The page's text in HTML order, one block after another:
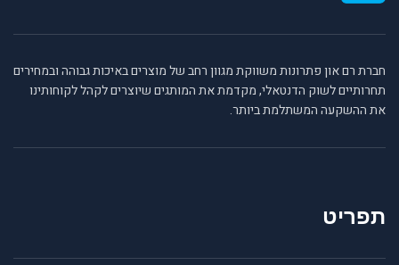
חברת רם און פתרונות משווקת מגוון רחב של מוצרים באיכות גבוהה ובמחירים
תחרותיים לשוק הדנטאלי, מקדמת את המותגים שיוצרים לקהל לקוחותינו
את ההשקעה המשתלמת ביותר.
תפריט